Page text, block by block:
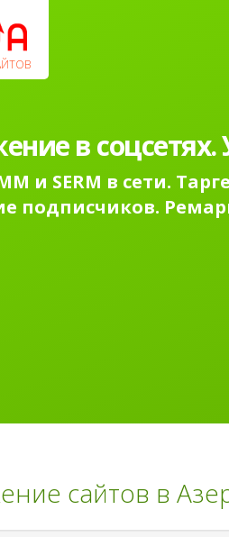
в
и SERM в сети.
подписчиков.
сайтов в